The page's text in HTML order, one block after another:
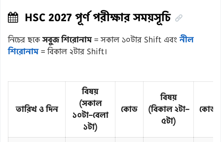
HSC 2027 পূর্ণ পরীক্ষার সময়সূচি
নিচের ছকেসবুজ শিরোনাম= সকাল ১০টার Shift এবংনীল
শিরোনাম= বিকাল ২টার Shift।
তারিখ ও দিন
বিষয়
(সকাল
১০টা–বেলা
১টা)
কোড
বিষয়
(বিকাল ২টা–
৫টা)
কোড